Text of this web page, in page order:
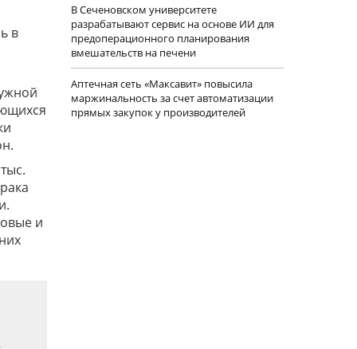
в
и
В Сеченовском университете
разрабатывают сервис на основе ИИ для
предоперационного планирования
вмешательств на печени
Аптечная сеть «Максавит» повысила
маржинальность за счет автоматизации
прямых закупок у производителей